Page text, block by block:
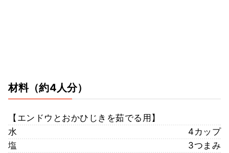
材料（約4人分）
【エンドウとおかひじきを茹でる用】
水
4カップ
塩
3つまみ